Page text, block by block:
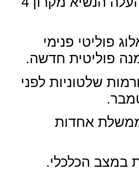
פוליטי פנימי
פוליטית חדשה.
שלטוניות לפני
אחדות
במצב הכלכלי.